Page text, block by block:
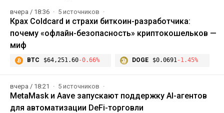
вчера / 18:36 5 источников
Крах Coldcard и страхи биткоин-разработчика:
почему «офлайн-безопасность» криптокошельков —
миф
BTC $64,251.60-0.66% DOGE $0.0691-1.45%
вчера / 18:21 5 источников
MetaMask и Aave запускают поддержку AI-агентов
для автоматизации DeFi-торговли